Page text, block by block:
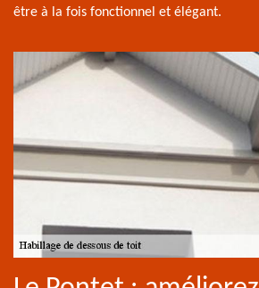
être à la fois fonctionnel et élégant.